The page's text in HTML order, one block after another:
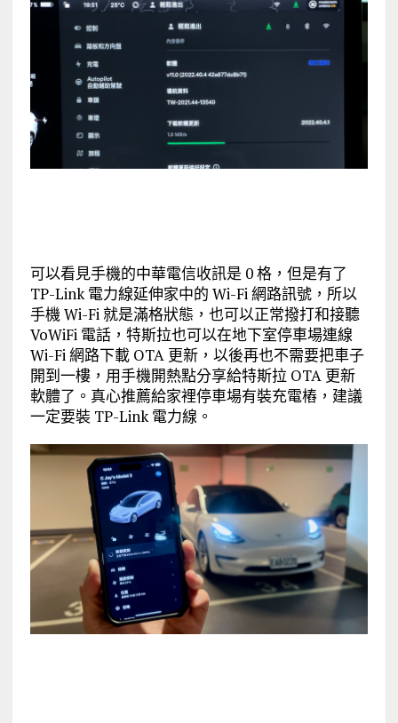
可以看見手機的中華電信收訊是 0 格，但是有了
TP-Link 電力線延伸家中的 Wi-Fi 網路訊號，所以
手機 Wi-Fi 就是滿格狀態，也可以正常撥打和接聽
VoWiFi 電話，特斯拉也可以在地下室停車場連線
Wi-Fi 網路下載 OTA 更新，以後再也不需要把車子
開到一樓，用手機開熱點分享給特斯拉 OTA 更新
軟體了。真心推薦給家裡停車場有裝充電樁，建議
一定要裝 TP-Link 電力線。